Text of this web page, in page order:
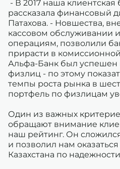
- В 2017 наша клиентская
рассказала финансовый
Патахова. - Новшества,
кассовом обслуживании
операциям, позволили
прирасти в
Альфа-Банк был успешен
физлиц - по этому
темпы роста рынка в
портфель по физлицам
Один из важных
обращают внимание
наш рейтинг. Он
и позволил нам
Казахстана по